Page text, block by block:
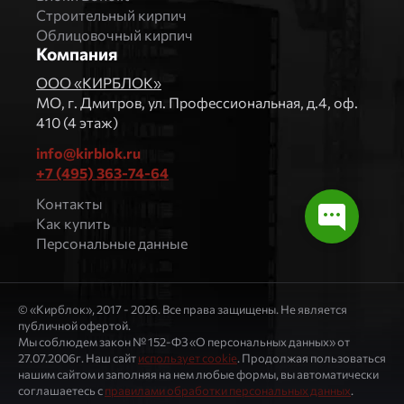
Строительный кирпич
Облицовочный кирпич
Компания
ООО «КИРБЛОК»
МO, г. Дмитров, ул. Профессиональная, д.4, оф.
410 (4 этаж)
info@kirblok.ru
+7 (495) 363-74-64
Контакты
Как купить
Персональные данные
© «Кирблок», 2017 - 2026. Все права защищены. Не является
публичной офертой.
Мы соблюдем закон № 152-ФЗ «О персональных данных» от
27.07.2006г. Наш сайтиспользует cookie. Продолжая пользоваться
нашим сайтом и заполняя на нем любые формы, вы автоматически
соглашаетесь справилами обработки персональных данных.